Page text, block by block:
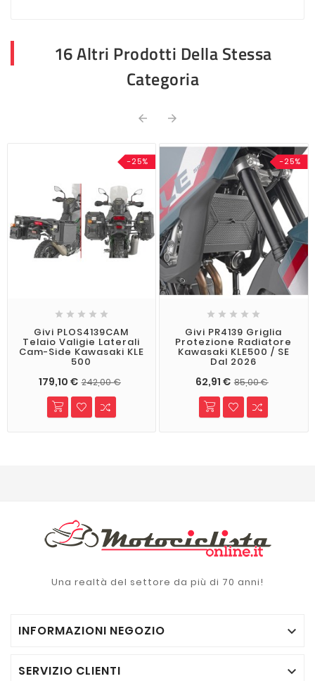
16 Altri Prodotti Della Stessa
Categoria
 
-25%
    
Givi PLOS4139CAM
Telaio Valigie Laterali
Cam-Side Kawasaki KLE
500
179,10 € 242,00 €
-25%
    
Givi PR4139 Griglia
Protezione Radiatore
Kawasaki KLE500 / SE
Dal 2026
62,91 € 85,00 €
Una realtà del settore da più di 70 anni!
INFORMAZIONI NEGOZIO 
SERVIZIO CLIENTI 